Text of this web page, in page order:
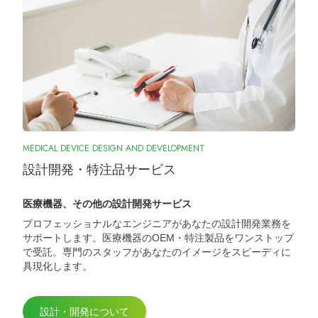
MEDICAL DEVICE DESIGN AND DEVELOPMENT
設計開発・特注品サービス
医療機器、その他の設計開発サービス
プロフェッショナルなエンジニアがあなたの設計開発業務を
サポートします。医療機器のOEM・特注製品をワンストップ
で受託。専門のスタッフがあなたのイメージをスピーディに
具現化します。
設計・開発について